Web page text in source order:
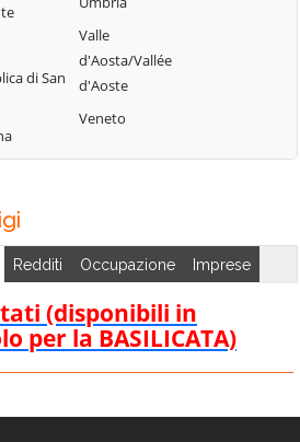
di San
Valle
d'Aosta/Vallée
d'Aoste
Veneto
Redditi Occupazione Imprese
(disponibili in
per la BASILICATA)